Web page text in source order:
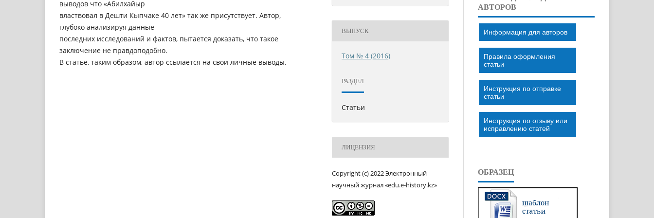
выводов что «Абилхайыр
властвовал в Дешти Кыпчаке 40 лет» так же присутствует. Автор,
глубоко анализируя данные
последних исследований и фактов, пытается доказать, что такое
заключение не правдоподобно.
В статье, таким образом, автор ссылается на свои личные выводы.
ВЫПУСК
Том № 4 (2016)
РАЗДЕЛ
Статьи
ЛИЦЕНЗИЯ
Copyright (c) 2022 Электронный
научный журнал «edu.e-history.kz»
АВТОРОВ
Информация для авторов
Правила оформления
статьи
Инструкция по отправке
статьи
Инструкция по отзыву или
исправлению статей
ОБРАЗЕЦ